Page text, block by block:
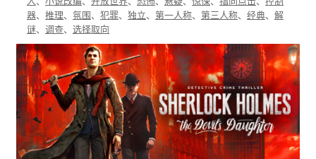
器、 推理、 氛围 、 犯罪、 独立、 第一人称、 第三人称、 经典、 解
谜、 调查、 选择取向